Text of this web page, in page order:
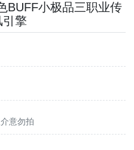
BUFF小极品三职业传
擎
意勿拍